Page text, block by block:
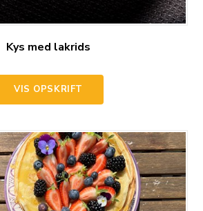
Kys med lakrids
VIS OPSKRIFT